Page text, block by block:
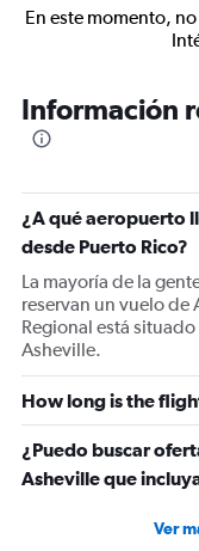
En este momento,
Información
¿A qué aeropuerto
desde Puerto Rico?
La mayoría de la
reservan un vuelo de
Regional está
Asheville.
How long is the
¿Puedo buscar
Asheville que
Ver